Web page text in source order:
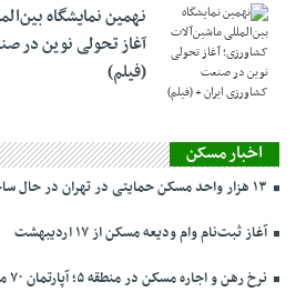
نهمین نمایشگاه
آغاز تحولی نوین در
(فیلم)
اخبار مسکن
آغاز ثبت‌نام وام ودیعه مسکن از ۱۷ اردیبهشت
نرخ‌ رهن و اجاره مسکن در منطقه ۵؛ آپارتمان ۷۰ متری با ۹۰۰ میلیون ودیعه